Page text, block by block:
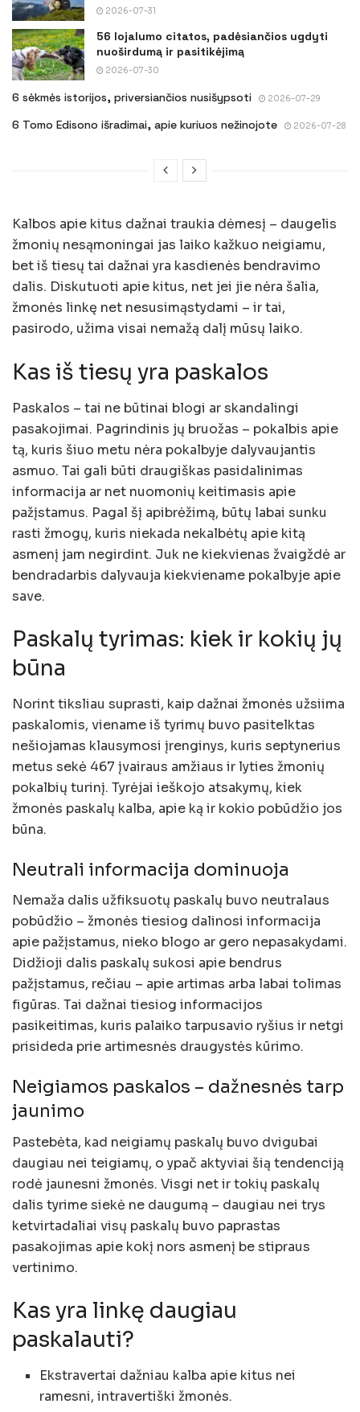
2026-07-31
56 lojalumo citatos, padėsiančios ugdyti
nuoširdumą ir pasitikėjimą
2026-07-30
6 sėkmės istorijos, priversiančios nusišypsoti 2026-07-29
6 Tomo Edisono išradimai, apie kuriuos nežinojote 2026-07-28
Kalbos apie kitus dažnai traukia dėmesį – daugelis
žmonių nesąmoningai jas laiko kažkuo neigiamu,
bet iš tiesų tai dažnai yra kasdienės bendravimo
dalis. Diskutuoti apie kitus, net jei jie nėra šalia,
žmonės linkę net nesusimąstydami – ir tai,
pasirodo, užima visai nemažą dalį mūsų laiko.
Kas iš tiesų yra paskalos
Paskalos – tai ne būtinai blogi ar skandalingi
pasakojimai. Pagrindinis jų bruožas – pokalbis apie
tą, kuris šiuo metu nėra pokalbyje dalyvaujantis
asmuo. Tai gali būti draugiškas pasidalinimas
informacija ar net nuomonių keitimasis apie
pažįstamus. Pagal šį apibrėžimą, būtų labai sunku
rasti žmogų, kuris niekada nekalbėtų apie kitą
asmenį jam negirdint. Juk ne kiekvienas žvaigždė ar
bendradarbis dalyvauja kiekviename pokalbyje apie
save.
Paskalų tyrimas: kiek ir kokių jų
būna
Norint tiksliau suprasti, kaip dažnai žmonės užsiima
paskalomis, viename iš tyrimų buvo pasitelktas
nešiojamas klausymosi įrenginys, kuris septynerius
metus sekė 467 įvairaus amžiaus ir lyties žmonių
pokalbių turinį. Tyrėjai ieškojo atsakymų, kiek
žmonės paskalų kalba, apie ką ir kokio pobūdžio jos
būna.
Neutrali informacija dominuoja
Nemaža dalis užfiksuotų paskalų buvo neutralaus
pobūdžio – žmonės tiesiog dalinosi informacija
apie pažįstamus, nieko blogo ar gero nepasakydami.
Didžioji dalis paskalų sukosi apie bendrus
pažįstamus, rečiau – apie artimas arba labai tolimas
figūras. Tai dažnai tiesiog informacijos
pasikeitimas, kuris palaiko tarpusavio ryšius ir netgi
prisideda prie artimesnės draugystės kūrimo.
Neigiamos paskalos – dažnesnės tarp
jaunimo
Pastebėta, kad neigiamų paskalų buvo dvigubai
daugiau nei teigiamų, o ypač aktyviai šią tendenciją
rodė jaunesni žmonės. Visgi net ir tokių paskalų
dalis tyrime siekė ne daugumą – daugiau nei trys
ketvirtadaliai visų paskalų buvo paprastas
pasakojimas apie kokį nors asmenį be stipraus
vertinimo.
Kas yra linkę daugiau
paskalauti?
Ekstravertai dažniau kalba apie kitus nei
ramesni, intravertiški žmonės.